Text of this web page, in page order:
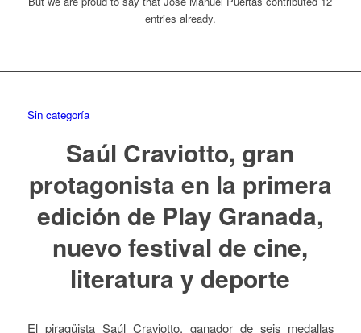
entries already.
Sin categoría
Saúl Craviotto, gran
protagonista en la primera
edición de Play Granada,
nuevo festival de cine,
literatura y deporte
El piragüista Saúl Craviotto, ganador de seis medallas